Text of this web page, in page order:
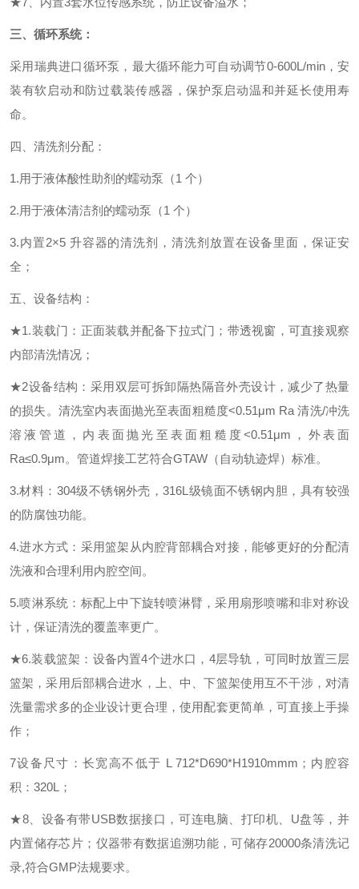
三、 循环系统：
采用瑞典进口循环泵 ， 最大循环能力可自动调节0-600L/min，安
装有软启动和防过载装传感器，保护泵启动温和并延长使用寿
命。
四、清洗剂分配：
1.用于液体酸性助剂的蠕动泵（1 个）
2.用于液体清洁剂的蠕动泵（1 个）
3.内置2×5 升容器的清洗剂，清洗剂放置在设备里面，保证安
全；
五、设备结构：
★1.装载门：正面装载并配备下拉式门；带透视窗，可直接观察
内部清洗情况；
★2设备结构：采用双层可拆卸隔热隔音外壳设计，减少了热量
的损失。清洗室内表面抛光至表面粗糙度<0.51μm Ra 清洗/冲洗
溶液管道，内表面抛光至表面粗糙度<0.51μm，外表面
Ra≤0.9μm。管道焊接工艺符合GTAW（自动轨迹焊）标准。
3.材料：304级不锈钢外壳，316L级镜面不锈钢内胆，具有较强
的防腐蚀功能。
4.进水方式：采用篮架从内腔背部耦合对接，能够更好的分配清
洗液和合理利用内腔空间。
5.喷淋系统：标配上中下旋转喷淋臂，采用扇形喷嘴和非对称设
计，保证清洗的覆盖率更广。
★6.装载篮架：设备内置4个进水口，4层导轨，可同时放置三层
篮架，采用后部耦合进水，上、中、下篮架使用互不干涉，对清
洗量需求多的企业设计更合理，使用配套更简单，可直接上手操
作；
7设备尺寸：长宽高不低于 L 712*D690*H1910mmm；内腔容
积：320L；
★8、 设备有带USB数据接口，可连电脑、打印机、 U盘等，并
内置储存芯片 ； 仪器带有数据追溯功能，可储存20000条清洗记
录,符合GMP法规要求。